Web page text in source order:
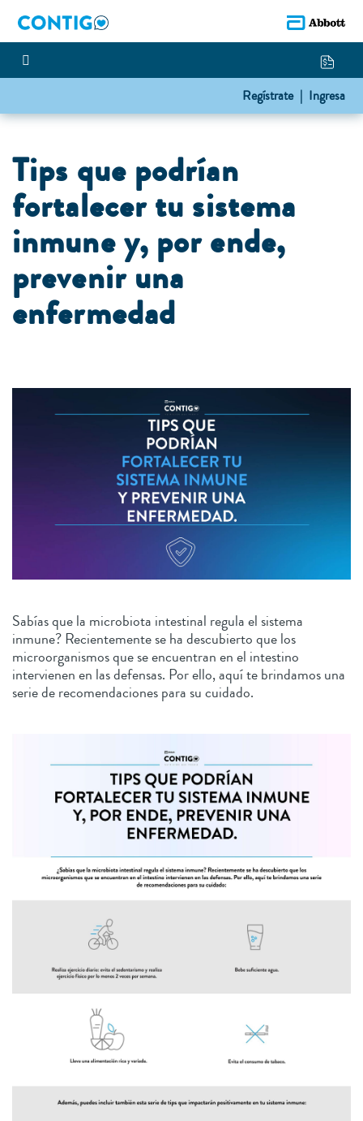
Regístrate | Ingresa
Tips que podrían
fortalecer tu sistema
inmune y, por ende,
prevenir una
enfermedad
Sabías que la microbiota intestinal regula el sistema
inmune? Recientemente se ha descubierto que los
microorganismos que se encuentran en el intestino
intervienen en las defensas. Por ello, aquí te brindamos una
serie de recomendaciones para su cuidado.